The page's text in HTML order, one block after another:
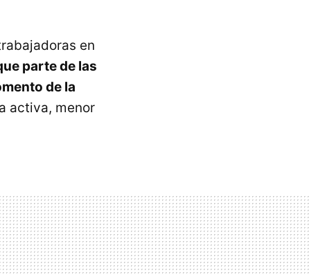
en
parte de las
de la
activa, menor